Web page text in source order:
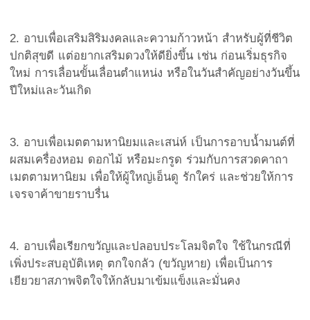
2. อาบเพื่อเสริมสิริมงคลและความก้าวหน้า สำหรับผู้ที่ชีวิต
ปกติสุขดี แต่อยากเสริมดวงให้ดียิ่งขึ้น เช่น ก่อนเริ่มธุรกิจ
ใหม่ การเลื่อนขั้นเลื่อนตำแหน่ง หรือในวันสำคัญอย่างวันขึ้น
ปีใหม่และวันเกิด
3. อาบเพื่อเมตตามหานิยมและเสน่ห์ เป็นการอาบน้ำมนต์ที่
ผสมเครื่องหอม ดอกไม้ หรือมะกรูด ร่วมกับการสวดคาถา
เมตตามหานิยม เพื่อให้ผู้ใหญ่เอ็นดู รักใคร่ และช่วยให้การ
เจรจาค้าขายราบรื่น
4. อาบเพื่อเรียกขวัญและปลอบประโลมจิตใจ ใช้ในกรณีที่
เพิ่งประสบอุบัติเหตุ ตกใจกลัว (ขวัญหาย) เพื่อเป็นการ
เยียวยาสภาพจิตใจให้กลับมาเข้มแข็งและมั่นคง